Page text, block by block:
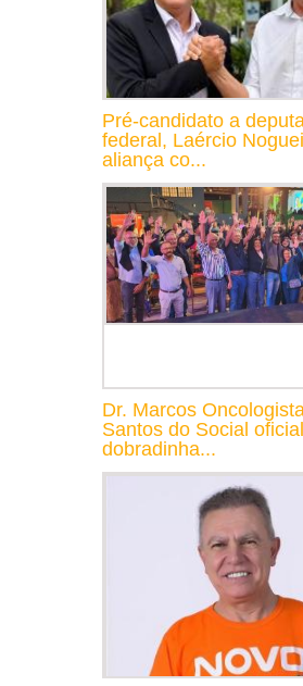
Pré-candidato a
federal, Laércio
aliança co...
Dr. Marcos
Santos do Social
dobradinha...